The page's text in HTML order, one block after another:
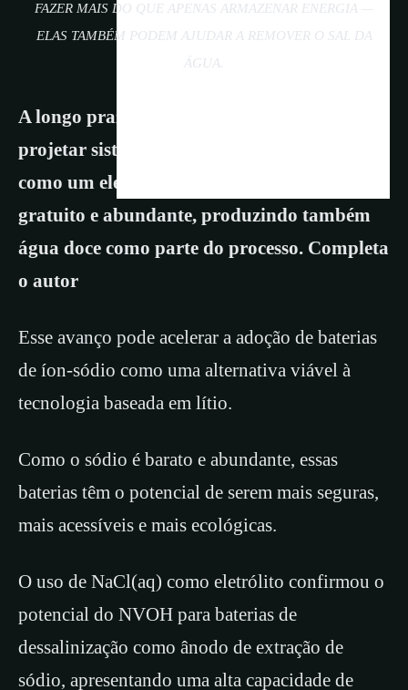
FAZER MAIS DO QUE APENAS ARMAZENAR ENERGIA —
ELAS TAMBÉM PODEM AJUDAR A REMOVER O SAL DA
ÁGUA.
A longo prazo, isso significa que poderemos
projetar sistemas que utilizem a água do mar
como um eletrólito completamente seguro,
gratuito e abundante, produzindo também
água doce como parte do processo. Completa
o autor
Esse avanço pode acelerar a adoção de baterias
de íon-sódio como uma alternativa viável à
tecnologia baseada em lítio.
Como o sódio é barato e abundante, essas
baterias têm o potencial de serem mais seguras,
mais acessíveis e mais ecológicas.
O uso de NaCl(aq) como eletrólito confirmou o
potencial do NVOH para baterias de
dessalinização como ânodo de extração de
sódio, apresentando uma alta capacidade de